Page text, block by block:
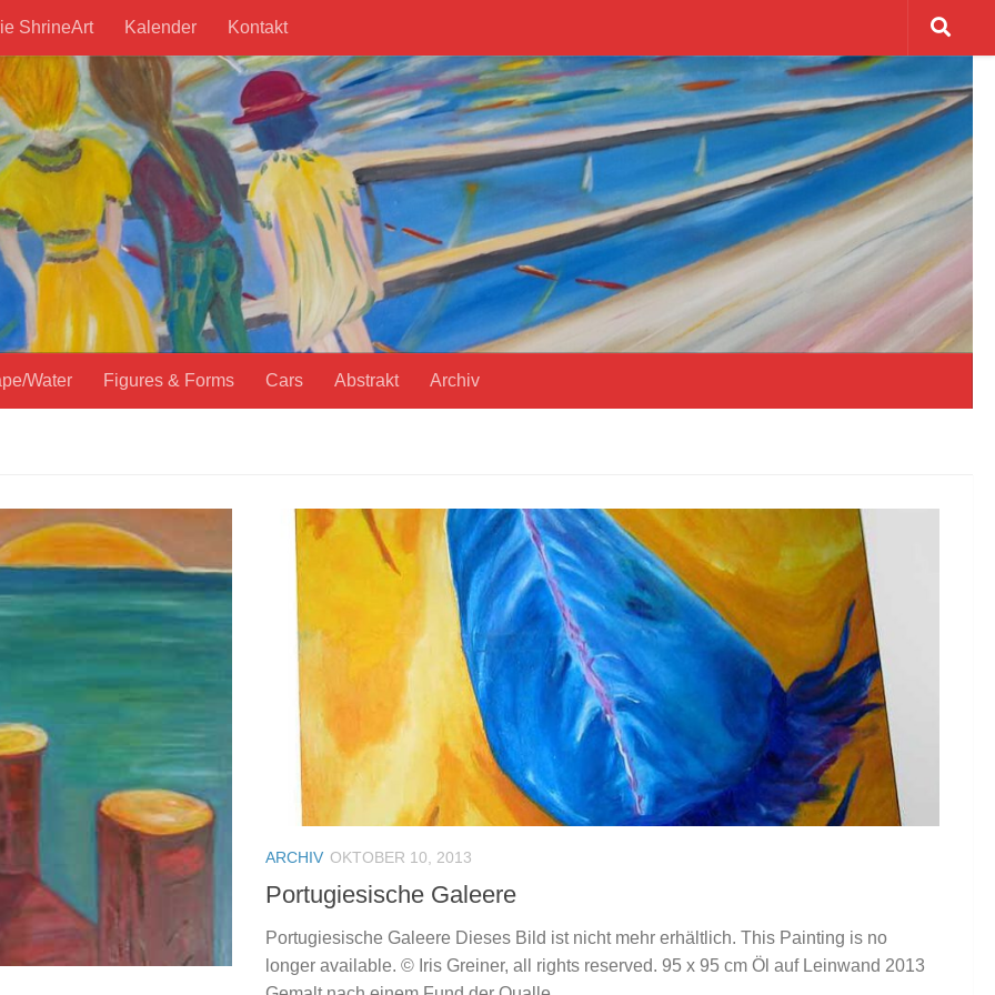
ShrineArt Kalender Kontakt
Water Figures & Forms Cars Abstrakt Archiv
ARCHIV OKTOBER 10, 2013
Portugiesische Galeere
Portugiesische Galeere Dieses Bild ist nicht mehr erhältlich. This Painting is no
longer available. © Iris Greiner, all rights reserved. 95 x 95 cm Öl auf Leinwand 2013